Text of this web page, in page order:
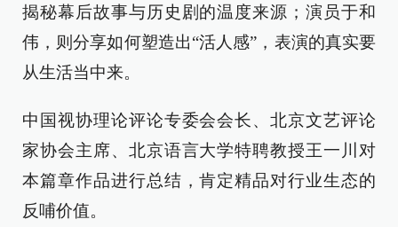
揭秘幕后故事与历史剧的温度来源；演员于和
伟，则分享如何塑造出“活人感”，表演的真实要
从生活当中来。
中国视协理论评论专委会会长、北京文艺评论
家协会主席、北京语言大学特聘教授王一川对
本篇章作品进行总结，肯定精品对行业生态的
反哺价值。